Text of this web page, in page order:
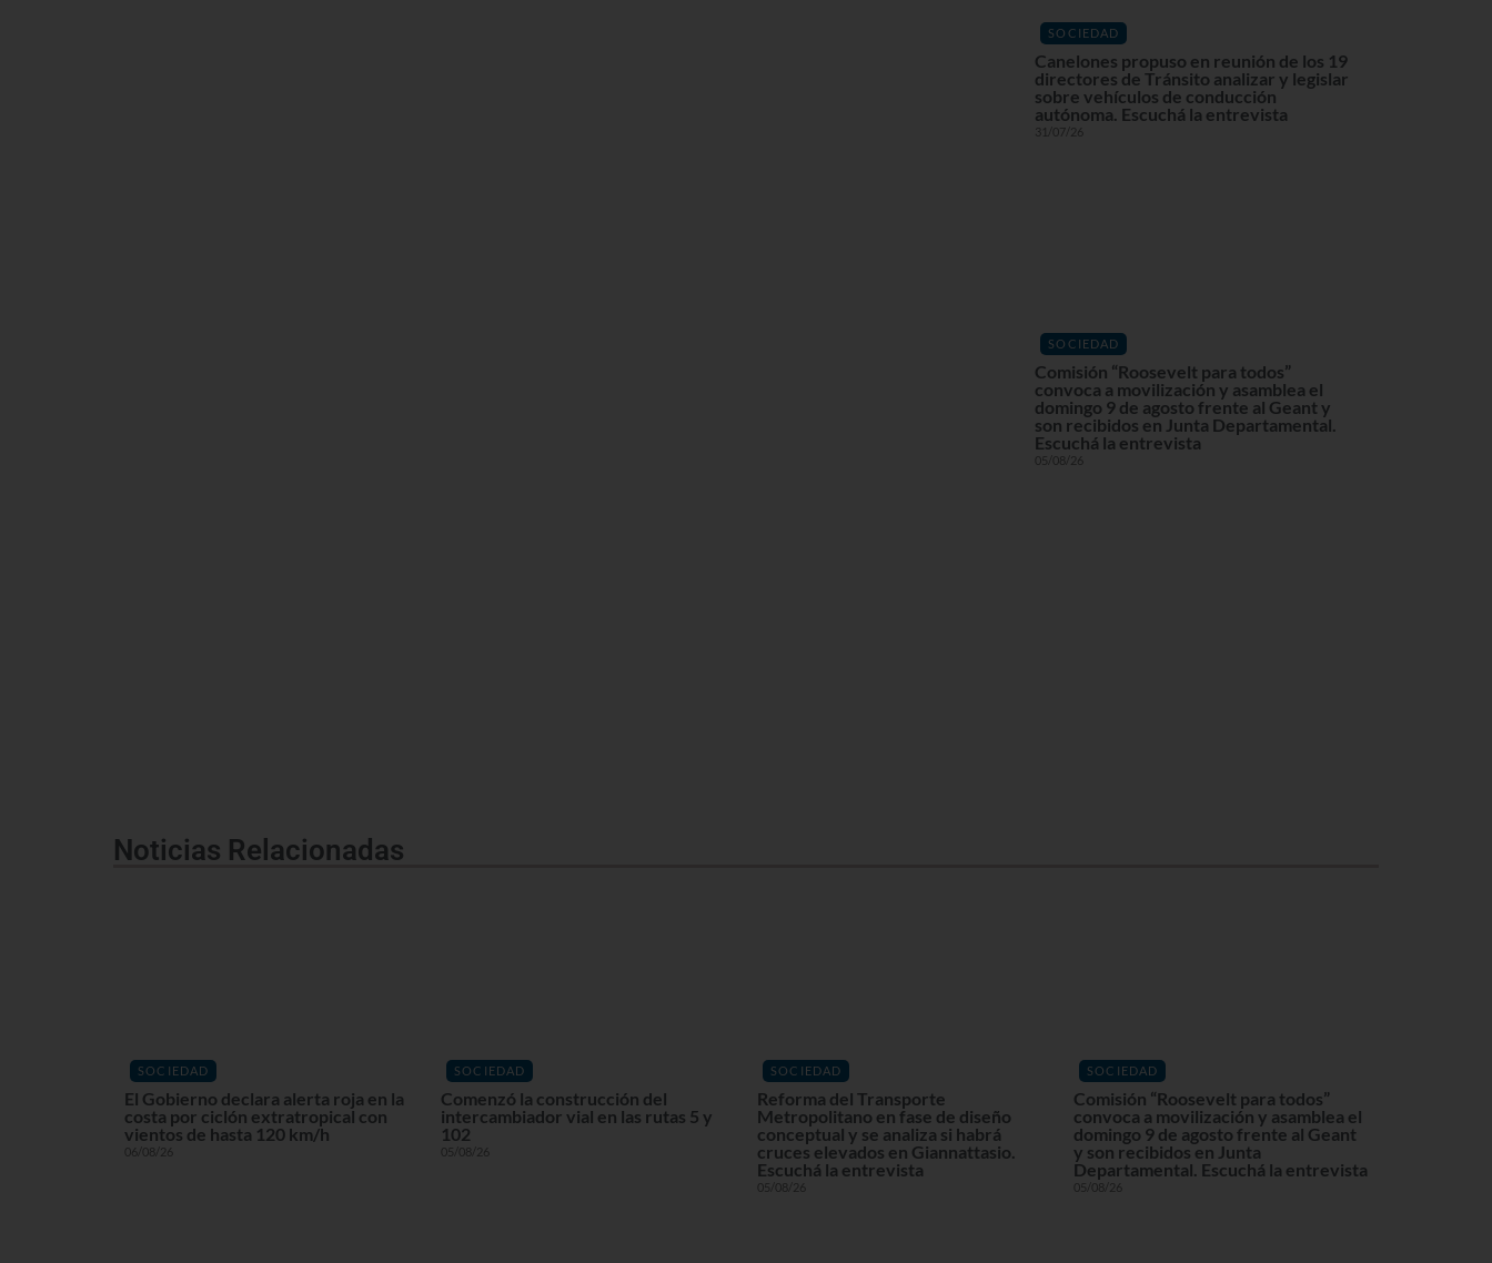
SOCIEDAD
Canelones propuso en reunión de los 19
directores de Tránsito analizar y legislar
sobre vehículos de conducción
autónoma. Escuchá la entrevista
31/07/26
SOCIEDAD
Comisión “Roosevelt para todos”
convoca a movilización y asamblea el
domingo 9 de agosto frente al Geant y
son recibidos en Junta Departamental.
Escuchá la entrevista
05/08/26
Noticias Relacionadas
SOCIEDAD
El Gobierno declara alerta roja en la
costa por ciclón extratropical con
vientos de hasta 120 km/h
06/08/26
SOCIEDAD
Comenzó la construcción del
intercambiador vial en las rutas 5 y
102
05/08/26
SOCIEDAD
Reforma del Transporte
Metropolitano en fase de diseño
conceptual y se analiza si habrá
cruces elevados en Giannattasio.
Escuchá la entrevista
05/08/26
SOCIEDAD
Comisión “Roosevelt para todos”
convoca a movilización y asamblea el
domingo 9 de agosto frente al Geant
y son recibidos en Junta
Departamental. Escuchá la entrevista
05/08/26